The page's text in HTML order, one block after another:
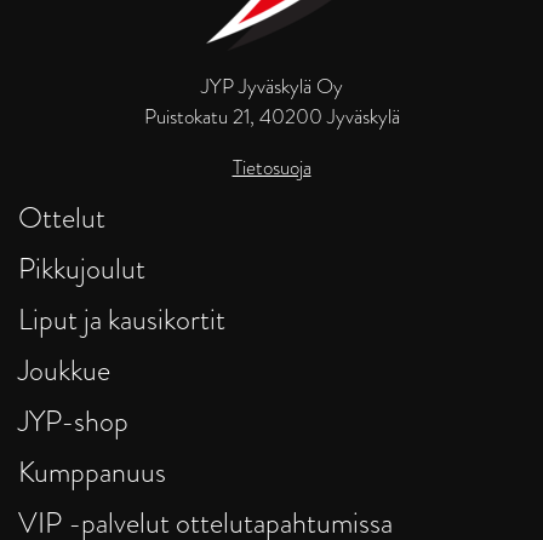
JYP Jyväskylä Oy
Puistokatu 21, 40200 Jyväskylä
Tietosuoja
Ottelut
Pikkujoulut
Liput ja kausikortit
Joukkue
JYP-shop
Kumppanuus
VIP -palvelut ottelutapahtumissa